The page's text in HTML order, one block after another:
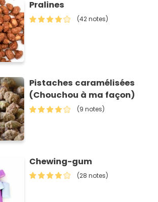
Pralines
(42 notes)
Pistaches caramélisées
(Chouchou à ma façon)
(9 notes)
Chewing-gum
(28 notes)